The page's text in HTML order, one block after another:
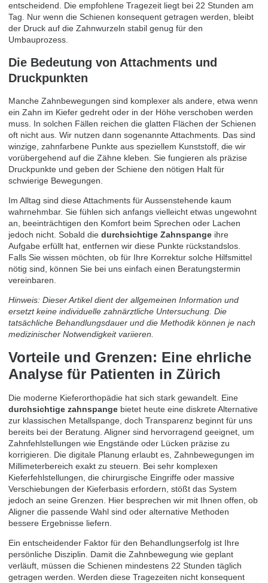
entscheidend. Die empfohlene Tragezeit liegt bei 22 Stunden am
Tag. Nur wenn die Schienen konsequent getragen werden, bleibt
der Druck auf die Zahnwurzeln stabil genug für den
Umbauprozess.
Die Bedeutung von Attachments und
Druckpunkten
Manche Zahnbewegungen sind komplexer als andere, etwa wenn
ein Zahn im Kiefer gedreht oder in der Höhe verschoben werden
muss. In solchen Fällen reichen die glatten Flächen der Schienen
oft nicht aus. Wir nutzen dann sogenannte Attachments. Das sind
winzige, zahnfarbene Punkte aus speziellem Kunststoff, die wir
vorübergehend auf die Zähne kleben. Sie fungieren als präzise
Druckpunkte und geben der Schiene den nötigen Halt für
schwierige Bewegungen.
Im Alltag sind diese Attachments für Aussenstehende kaum
wahrnehmbar. Sie fühlen sich anfangs vielleicht etwas ungewohnt
an, beeinträchtigen den Komfort beim Sprechen oder Lachen
jedoch nicht. Sobald die durchsichtige Zahnspange ihre
Aufgabe erfüllt hat, entfernen wir diese Punkte rückstandslos.
Falls Sie wissen möchten, ob für Ihre Korrektur solche Hilfsmittel
nötig sind, können Sie bei uns einfach einen Beratungstermin
vereinbaren
Hinweis: Dieser Artikel dient der allgemeinen Information und
ersetzt keine individuelle zahnärztliche Untersuchung. Die
tatsächliche Behandlungsdauer und die Methodik können je nach
medizinischer Notwendigkeit variieren.
Vorteile und Grenzen: Eine ehrliche
Analyse für Patienten in Zürich
Die moderne Kieferorthopädie hat sich stark gewandelt. Eine
durchsichtige zahnspange bietet heute eine diskrete Alternative
zur klassischen Metallspange, doch Transparenz beginnt für uns
bereits bei der Beratung. Aligner sind hervorragend geeignet, um
Zahnfehlstellungen wie Engstände oder Lücken präzise zu
korrigieren. Die digitale Planung erlaubt es, Zahnbewegungen im
Millimeterbereich exakt zu steuern. Bei sehr komplexen
Kieferfehlstellungen, die chirurgische Eingriffe oder massive
Verschiebungen der Kieferbasis erfordern, stößt das System
jedoch an seine Grenzen. Hier besprechen wir mit Ihnen offen, ob
Aligner die passende Wahl sind oder alternative Methoden
bessere Ergebnisse liefern.
Ein entscheidender Faktor für den Behandlungserfolg ist Ihre
persönliche Disziplin. Damit die Zahnbewegung wie geplant
verläuft, müssen die Schienen mindestens 22 Stunden täglich
getragen werden. Werden diese Tragezeiten nicht konsequent